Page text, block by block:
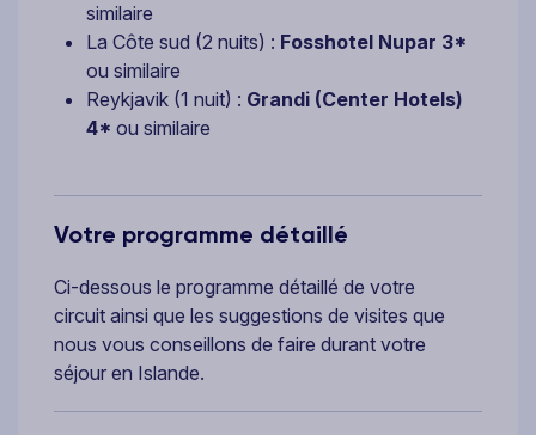
similaire
La Côte sud (2 nuits) : Fosshotel Nupar 3*
ou similaire
Reykjavik (1 nuit) : Grandi (Center Hotels)
4* ou similaire
Votre programme détaillé
Ci-dessous le programme détaillé de votre
circuit ainsi que les suggestions de visites que
nous vous conseillons de faire durant votre
séjour en Islande.